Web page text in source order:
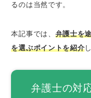
2.法律相談で
3.過去に懲戒
るのは当然です。
本記事では、 弁護士を
を選ぶポイントを紹介
弁護士の対